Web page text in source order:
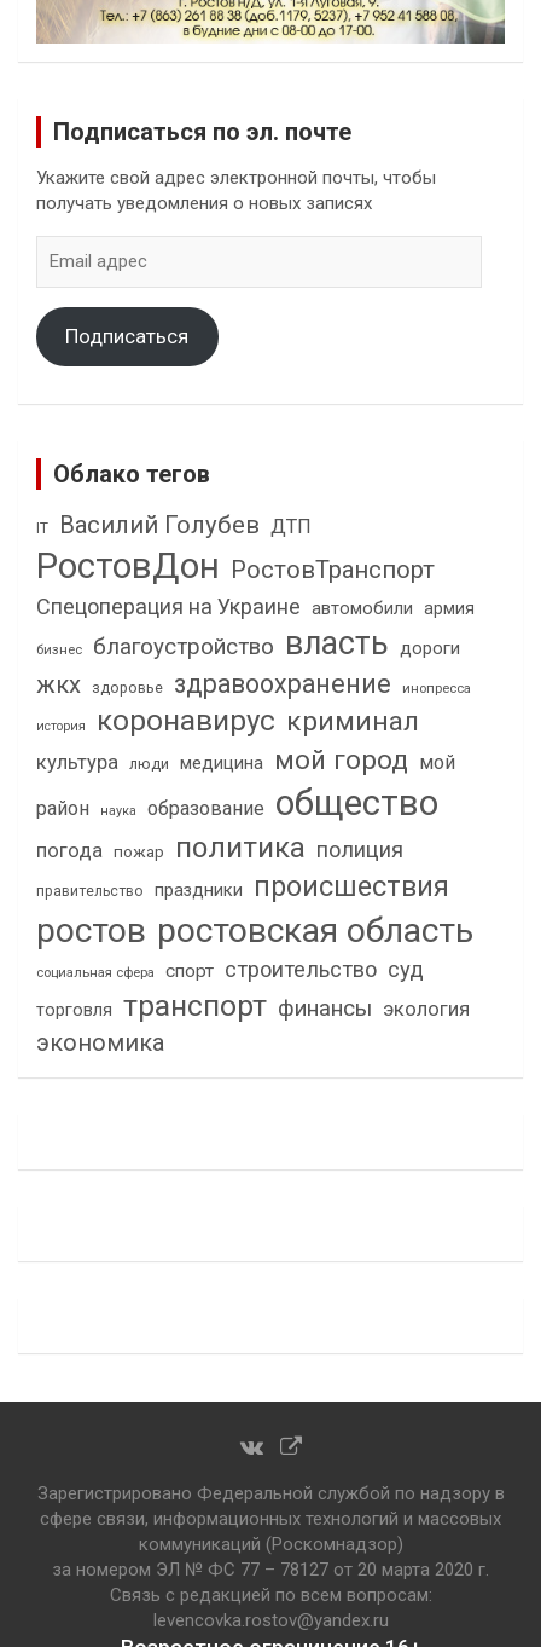
Подписаться по эл. почте
Укажите свой адрес электронной почты, чтобы
получать уведомления о новых записях
адрес
Подписаться
Облако тегов
IT Василий Голубев ДТП
РостовДон РостовТранспорт
Спецоперация на Украине автомобили армия
бизнес благоустройство власть дороги
жкх здоровье здравоохранение инопресса
история коронавирус криминал
культура люди медицина мой город мой
район
наука образование общество
погода пожар политика полиция
правительство праздники происшествия
ростов ростовская область
социальная сфера спорт строительство суд
торговля транспорт финансы экология
экономика
Зарегистрировано Федеральной службой по надзору в
сфере связи, информационных технологий и массовых
коммуникаций (Роскомнадзор)
за номером ЭЛ № ФС 77 – 78127 от 20 марта 2020 г.
Связь с редакцией по всем вопросам:
levencovka.rostov@yandex.ru